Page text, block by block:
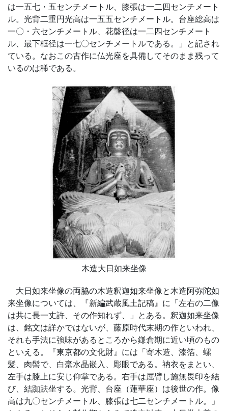
は一五七・五センチメートル、膝張は一二四センチメート
ル。光背二重円光高は一五五センチメートル。台座総高は
一〇・六センチメートル、花盤径は一二四センチメート
ル、最下框径は一七〇センチメートルである。」と記され
ている。なおこの古作に仏光座を具備してそのまま残って
いるのは稀である。
木造大日如来坐像
大日如来坐像の両脇の木造釈迦如来坐像と木造阿弥陀如
来坐像については、『新編武蔵風土記稿』に「左右の二像
は共に長一丈許、その作知れず、」とある。釈迦如来坐像
は、銘文は詳かではないが、藤原時代末期の作といわれ、
それも手法に強味があるところから鎌倉期に近い頃のもの
といえる。『東京都の文化財』には「寄木造、漆箔、螺
髪、肉髻で、白毫水晶嵌入、彫眼である。衲衣をまとい、
左手は膝上に安じ仰掌である。右手は屈臂し施無畏印を結
び、結跏趺坐する。光背、台座（蓮華座）は後世の作。像
高は九〇センチメートル、膝張は七二センチメートル。」